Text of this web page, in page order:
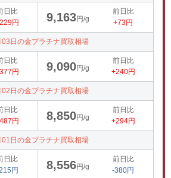
日比
円
9,163円/g
前日比
+73円
03日の金プラチナ買取相場
日比
円
9,090円/g
前日比
+240円
02日の金プラチナ買取相場
日比
円
8,850円/g
前日比
+294円
01日の金プラチナ買取相場
日比
円
8,556円/g
前日比
-380円